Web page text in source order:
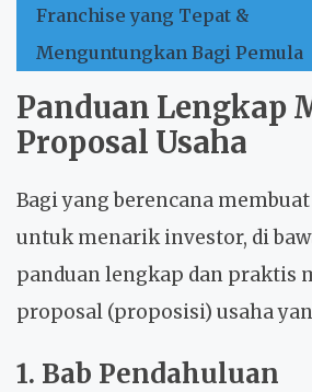
Franchise yang Tepat &
Menguntungkan Bagi Pemula
Panduan Lengkap
Proposal Usaha
Bagi yang berencana
untuk menarik investor, di
panduan lengkap dan praktis
proposal (proposisi) usaha
1. Bab Pendahuluan